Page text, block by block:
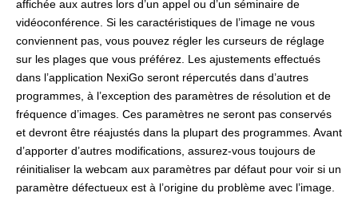
affichée aux autres lors d’un appel ou d’un séminaire de
vidéoconférence. Si les caractéristiques de l’image ne vous
conviennent pas, vous pouvez régler les curseurs de réglage
sur les plages que vous préférez. Les ajustements effectués
dans l’application NexiGo seront répercutés dans d’autres
programmes, à l’exception des paramètres de résolution et de
fréquence d’images. Ces paramètres ne seront pas conservés
et devront être réajustés dans la plupart des programmes. Avant
d’apporter d’autres modifications, assurez-vous toujours de
réinitialiser la webcam aux paramètres par défaut pour voir si un
paramètre défectueux est à l’origine du problème avec l’image.